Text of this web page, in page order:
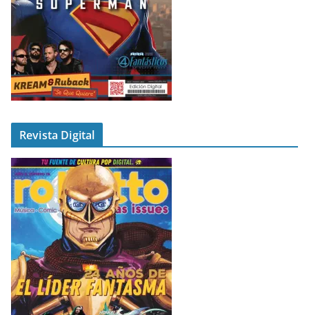
Revista Digital